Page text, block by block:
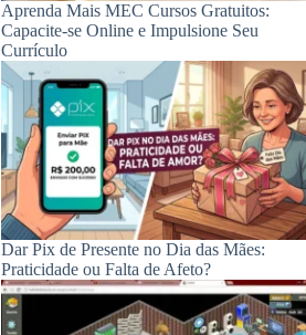
Aprenda Mais MEC Cursos Gratuitos:
Capacite-se Online e Impulsione Seu
Currículo
Dar Pix de Presente no Dia das Mães:
Praticidade ou Falta de Afeto?